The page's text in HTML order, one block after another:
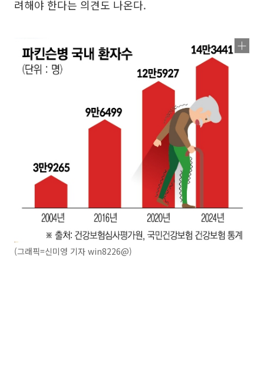
려해야 한다는 의견도 나온다.
(그래픽=신미영 기자 win8226@)